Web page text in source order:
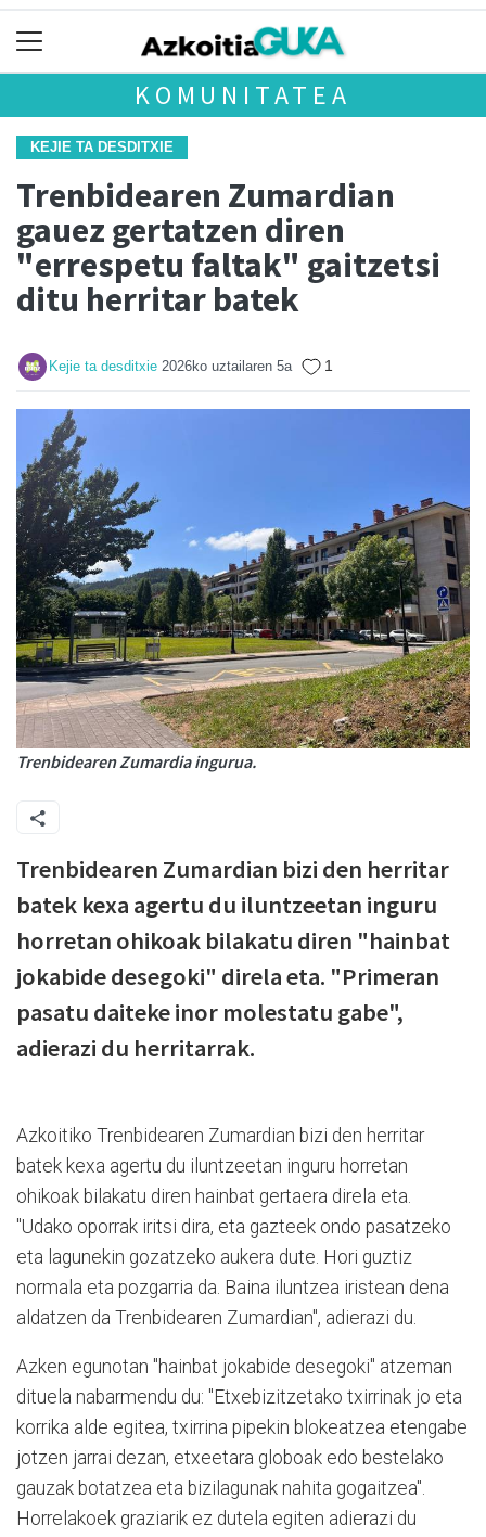
KOMUNITATEA
KEJIE TA DESDITXIE
Trenbidearen Zumardian
gauez gertatzen diren
"errespetu faltak" gaitzetsi
ditu herritar batek
Kejie ta desditxie 2026ko uztailaren 5a 1
Trenbidearen Zumardia ingurua.
Trenbidearen Zumardian bizi den herritar
batek kexa agertu du iluntzeetan inguru
horretan ohikoak bilakatu diren "hainbat
jokabide desegoki" direla eta. "Primeran
pasatu daiteke inor molestatu gabe",
adierazi du herritarrak.
Azkoitiko Trenbidearen Zumardian bizi den herritar
batek kexa agertu du iluntzeetan inguru horretan
ohikoak bilakatu diren hainbat gertaera direla eta.
"Udako oporrak iritsi dira, eta gazteek ondo pasatzeko
eta lagunekin gozatzeko aukera dute. Hori guztiz
normala eta pozgarria da. Baina iluntzea iristean dena
aldatzen da Trenbidearen Zumardian", adierazi du.
Azken egunotan "hainbat jokabide desegoki" atzeman
dituela nabarmendu du: "Etxebizitzetako txirrinak jo eta
korrika alde egitea, txirrina pipekin blokeatzea etengabe
jotzen jarrai dezan, etxeetara globoak edo bestelako
gauzak botatzea eta bizilagunak nahita gogaitzea".
Horrelakoek graziarik ez dutela egiten adierazi du